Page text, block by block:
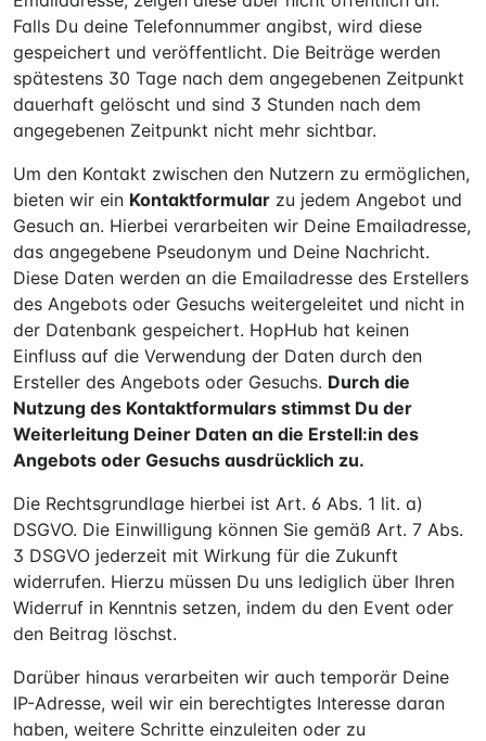
Falls Du deine Telefonnummer angibst, wird diese
gespeichert und veröffentlicht. Die Beiträge werden
spätestens 30 Tage nach dem angegebenen Zeitpunkt
dauerhaft gelöscht und sind 3 Stunden nach dem
angegebenen Zeitpunkt nicht mehr sichtbar.
Um den Kontakt zwischen den Nutzern zu ermöglichen,
bieten wir ein Kontaktformular zu jedem Angebot und
Gesuch an. Hierbei verarbeiten wir Deine Emailadresse,
das angegebene Pseudonym und Deine Nachricht.
Diese Daten werden an die Emailadresse des Erstellers
des Angebots oder Gesuchs weitergeleitet und nicht in
der Datenbank gespeichert. HopHub hat keinen
Einfluss auf die Verwendung der Daten durch den
Ersteller des Angebots oder Gesuchs. Durch die
Nutzung des Kontaktformulars stimmst Du der
Weiterleitung Deiner Daten an die Erstell:in des
Angebots oder Gesuchs ausdrücklich zu.
Die Rechtsgrundlage hierbei ist Art. 6 Abs. 1 lit. a)
DSGVO. Die Einwilligung können Sie gemäß Art. 7 Abs.
3 DSGVO jederzeit mit Wirkung für die Zukunft
widerrufen. Hierzu müssen Du uns lediglich über Ihren
Widerruf in Kenntnis setzen, indem du den Event oder
den Beitrag löschst.
Darüber hinaus verarbeiten wir auch temporär Deine
IP-Adresse, weil wir ein berechtigtes Interesse daran
haben, weitere Schritte einzuleiten oder zu